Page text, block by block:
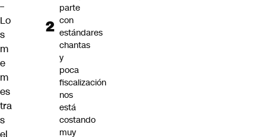
–
Lo
s
m
e
m
es
tra
s
el
parte
con
estándares
chantas
y
poca
fiscalización
nos
está
costando
muy